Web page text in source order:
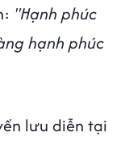
"Hạnh phúc
hạnh phúc
lưu diễn tại